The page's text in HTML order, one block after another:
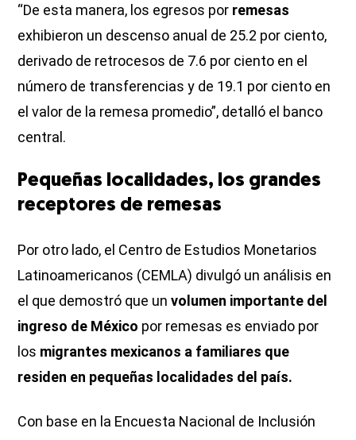
“De esta manera, los egresos por remesas
exhibieron un descenso anual de 25.2 por ciento,
derivado de retrocesos de 7.6 por ciento en el
número de transferencias y de 19.1 por ciento en
el valor de la remesa promedio”, detalló el banco
central.
Pequeñas localidades, los grandes
receptores de remesas
Por otro lado, el Centro de Estudios Monetarios
Latinoamericanos (CEMLA) divulgó un análisis en
el que demostró que un volumen importante del
ingreso de México por remesas es enviado por
los migrantes mexicanos a familiares que
residen en pequeñas localidades del país.
Con base en la Encuesta Nacional de Inclusión